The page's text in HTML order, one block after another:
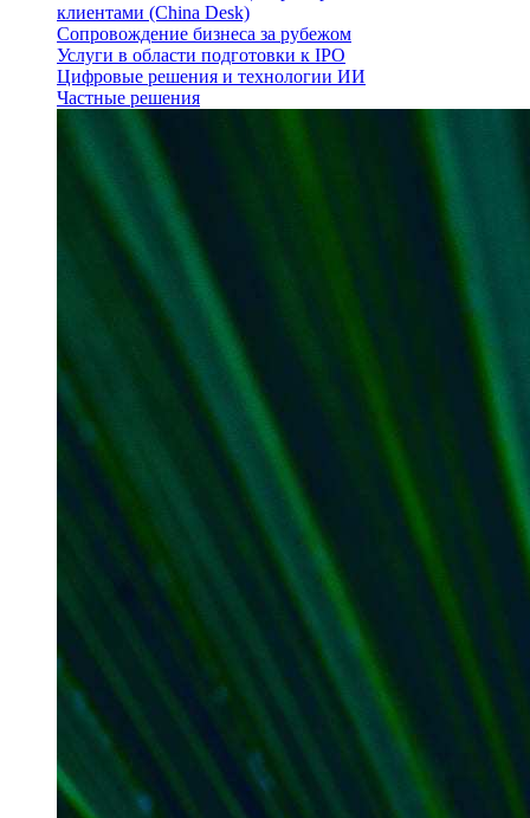
клиентами (China Desk)
Сопровождение бизнеса за рубежом
Услуги в области подготовки к IPO
Цифровые решения и технологии ИИ
Частные решения